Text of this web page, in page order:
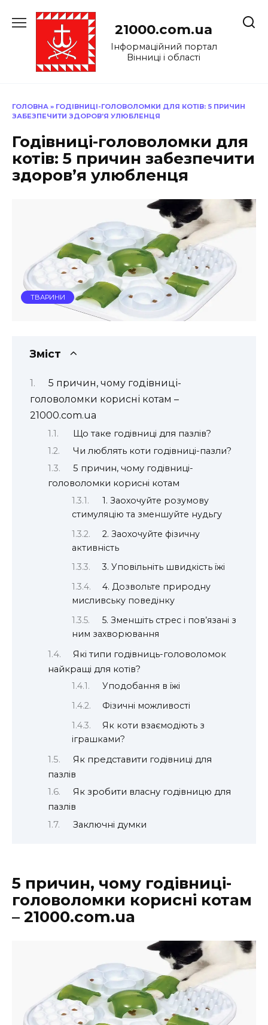
до
21000.com.ua
Інформаційний портал
Вінниці і області
ГОЛОВНА » ГОДІВНИЦІ-ГОЛОВОЛОМКИ ДЛЯ КОТІВ: 5 ПРИЧИН
ЗАБЕЗПЕЧИТИ ЗДОРОВ’Я УЛЮБЛЕНЦЯ
Годівниці-головоломки для
котів: 5 причин забезпечити
здоров’я улюбленця
ТВАРИНИ
Зміст
5 причин, чому годівниці-
головоломки корисні котам –
21000.com.ua
Що таке годівниці для пазлів?
Чи люблять коти годівниці-пазли?
5 причин, чому годівниці-
головоломки корисні котам
1. Заохочуйте розумову
стимуляцію та зменшуйте нудьгу
2. Заохочуйте фізичну
активність
3. Уповільніть швидкість їжі
4. Дозвольте природну
мисливську поведінку
5. Зменшіть стрес і пов’язані з
ним захворювання
Які типи годівниць-головоломок
найкращі для котів?
Уподобання в їжі
Фізичні можливості
Як коти взаємодіють з
іграшками?
Як представити годівниці для
пазлів
Як зробити власну годівницю для
пазлів
Заключні думки
5 причин, чому годівниці-
головоломки корисні котам
– 21000.com.ua